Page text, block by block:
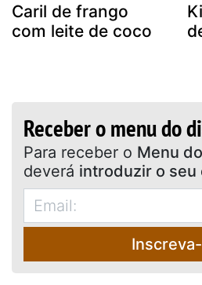
Caril de frango
com leite de coco
Receber o menu do
Para receber o Menu
deverá introduzir o seu